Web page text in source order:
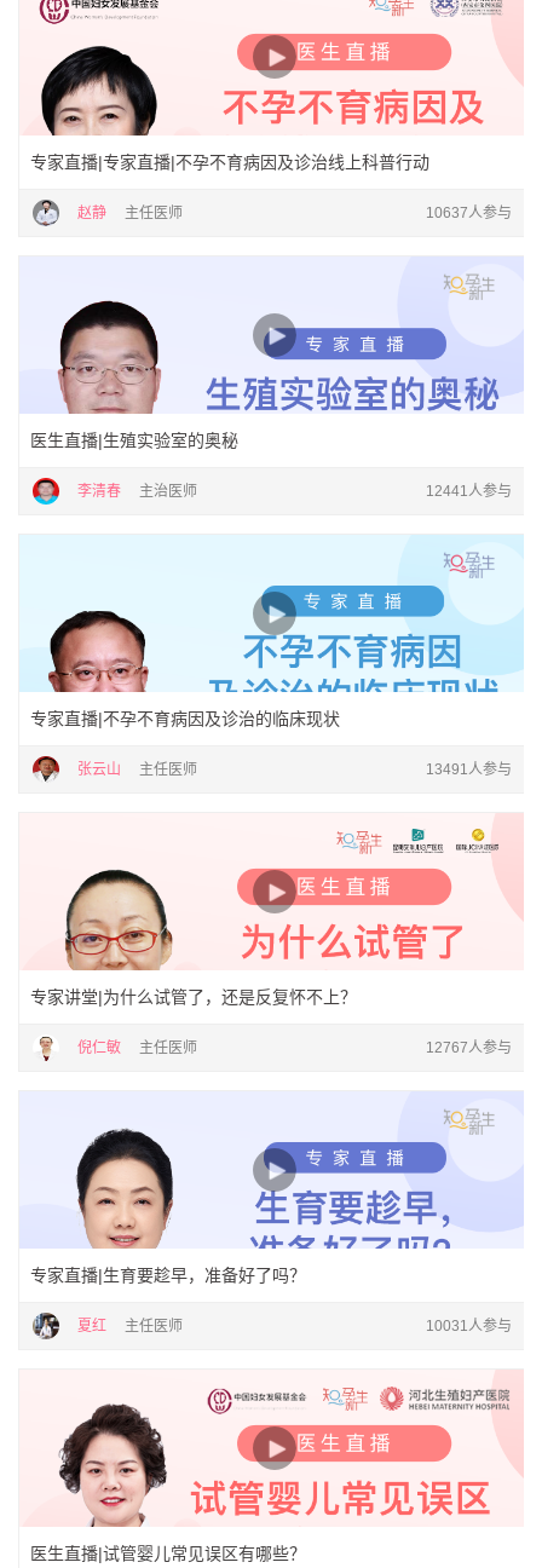
专家直播|专家直播|不孕不育病因及诊治线上科普行动
赵静 主任医师 10637人参与
医生直播|生殖实验室的奥秘
李清春 主治医师 12441人参与
专家直播|不孕不育病因及诊治的临床现状
张云山 主任医师 13491人参与
专家讲堂|为什么试管了，还是反复怀不上？
倪仁敏 主任医师 12767人参与
专家直播|生育要趁早，准备好了吗？
夏红 主任医师 10031人参与
医生直播|试管婴儿常见误区有哪些？